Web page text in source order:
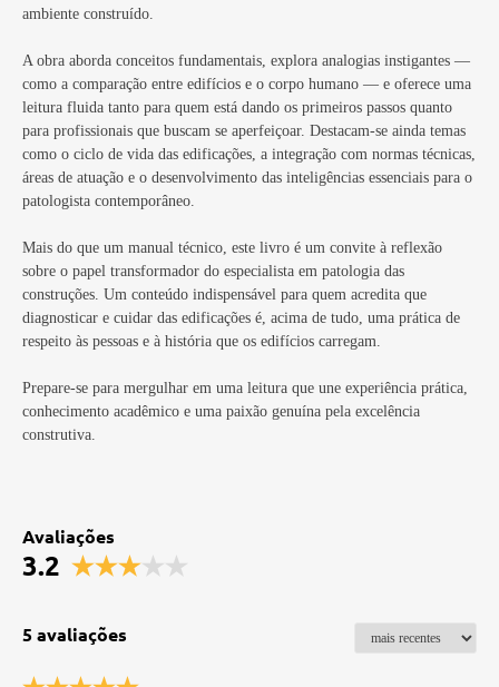
ambiente construído.
A obra aborda conceitos fundamentais, explora analogias instigantes —
como a comparação entre edifícios e o corpo humano — e oferece uma
leitura fluida tanto para quem está dando os primeiros passos quanto
para profissionais que buscam se aperfeiçoar. Destacam-se ainda temas
como o ciclo de vida das edificações, a integração com normas técnicas,
áreas de atuação e o desenvolvimento das inteligências essenciais para o
patologista contemporâneo.
Mais do que um manual técnico, este livro é um convite à reflexão
sobre o papel transformador do especialista em patologia das
construções. Um conteúdo indispensável para quem acredita que
diagnosticar e cuidar das edificações é, acima de tudo, uma prática de
respeito às pessoas e à história que os edifícios carregam.
Prepare-se para mergulhar em uma leitura que une experiência prática,
conhecimento acadêmico e uma paixão genuína pela excelência
construtiva.
Avaliações
3.2
5 avaliações